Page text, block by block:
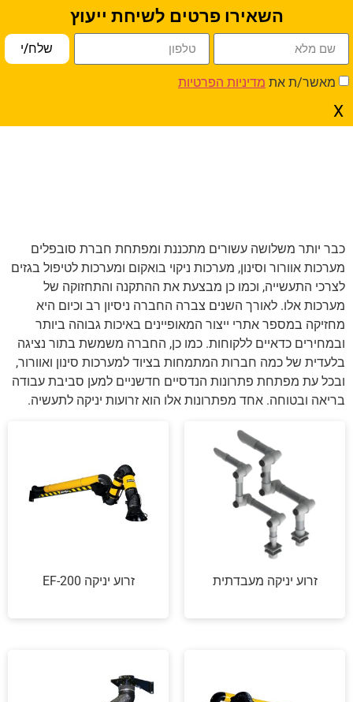
השאירו פרטים לשיחת ייעוץ
מאשר/ת את מדיניות הפרטיות
שלח/י
X
כבר יותר משלושה עשורים מתכננת ומפתחת חברת סובפלים
מערכות אוורור וסינון, מערכות ניקוי בואקום ומערכות לטיפול בגזים
לצרכי התעשייה, וכמו כן מבצעת את ההתקנה והתחזוקה של
מערכות אלו. לאורך השנים צברה החברה ניסיון רב וכיום היא
מחזיקה במספר אתרי ייצור המאופיינים באיכות גבוהה ביותר
ובמחירים כדאיים ללקוחות. כמו כן, החברה משמשת בתור נציגה
בלעדית של כמה חברות המתמחות בציוד למערכות סינון ואוורור,
ובכל עת מפתחת פתרונות הנדסיים חדשניים למען סביבת עבודה
בריאה ובטוחה. אחד מפתרונות אלו הוא זרועות יניקה לתעשיה.
זרוע יניקה מעבדתית זרוע יניקה EF-200
פתח סרגל נגישות